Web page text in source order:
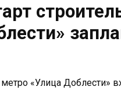
«Улица Доблести»